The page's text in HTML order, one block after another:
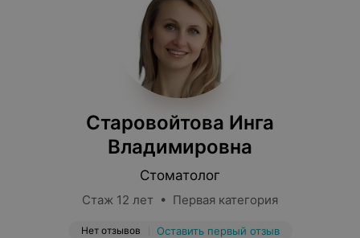
Старовойтова Инга
Владимировна
Стоматолог
Стаж 12 лет • Первая категория
Нет отзывов Оставить первый отзыв